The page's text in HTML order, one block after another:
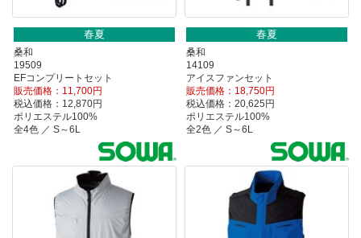
春夏
桑和
19509
EFコンプリートセット
販売価格：11,700円
税込価格：12,870円
ポリエステル100%
全4色 ／ S～6L
春夏
桑和
14109
アイスファンセット
販売価格：18,750円
税込価格：20,625円
ポリエステル100%
全2色 ／ S～6L